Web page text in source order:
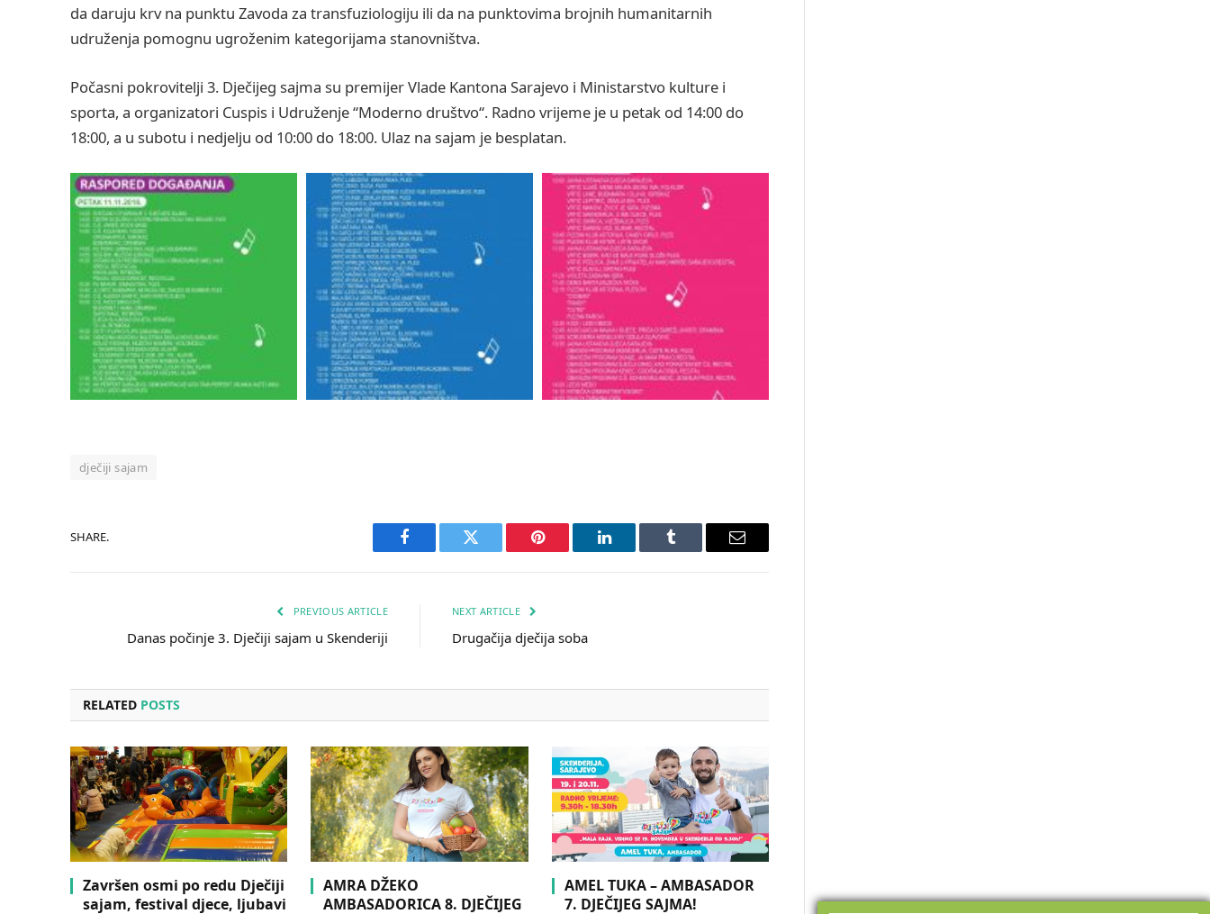
da daruju krv na punktu Zavoda za transfuziologiju ili da na punktovima brojnih humanitarnih
udruženja pomognu ugroženim kategorijama stanovništva.
Počasni pokrovitelji 3. Dječijeg sajma su premijer Vlade Kantona Sarajevo i Ministarstvo kulture i
sporta, a organizatori Cuspis i Udruženje “Moderno društvo“. Radno vrijeme je u petak od 14:00 do
18:00, a u subotu i nedjelju od 10:00 do 18:00. Ulaz na sajam je besplatan.
dječiji sajam
SHARE.
Facebook Twitter Pinterest LinkedIn Tumblr Email
PREVIOUS ARTICLE
Danas počinje 3. Dječiji sajam u Skenderiji
NEXT ARTICLE
Drugačija dječija soba
RELATED POSTS
Završen osmi po redu Dječiji
sajam, festival djece, ljubavi
AMRA DŽEKO
AMBASADORICA 8. DJEČIJEG
AMEL TUKA – AMBASADOR
7. DJEČIJEG SAJMA!